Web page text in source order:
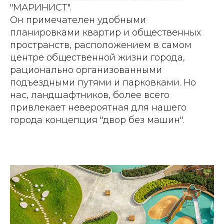
"МАРИНИСТ".
Он примечателен удобными
планировками квартир и общественных
пространств, расположением в самом
центре общественной жизни города,
рационально организованными
подъездными путями и парковками. Но
нас, ландшафтников, более всего
привлекает невероятная для нашего
города концепция "двор без машин".